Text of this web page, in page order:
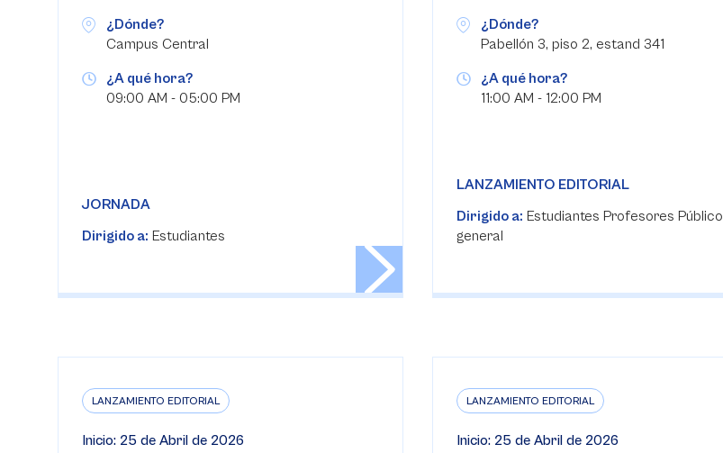
¿Dónde?
Campus Central
¿A qué hora?
09:00 AM - 05:00 PM
JORNADA
Dirigido a: Estudiantes
¿Dónde?
Pabellón 3, piso 2, estand 341
¿A qué hora?
11:00 AM - 12:00 PM
LANZAMIENTO EDITORIAL
Dirigido a: Estudiantes Profesores Público
general
LANZAMIENTO EDITORIAL
Inicio: 25 de Abril de 2026
LANZAMIENTO EDITORIAL
Inicio: 25 de Abril de 2026